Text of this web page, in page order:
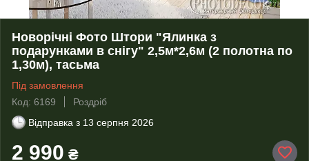
Новорічні Фото Штори "Ялинка з
подарунками в снігу" 2,5м*2,6м (2 полотна по
1,30м), тасьма
Під замовлення
Код: 6169
Роздріб
Відправка з 13 серпня 2026
2 990 ₴